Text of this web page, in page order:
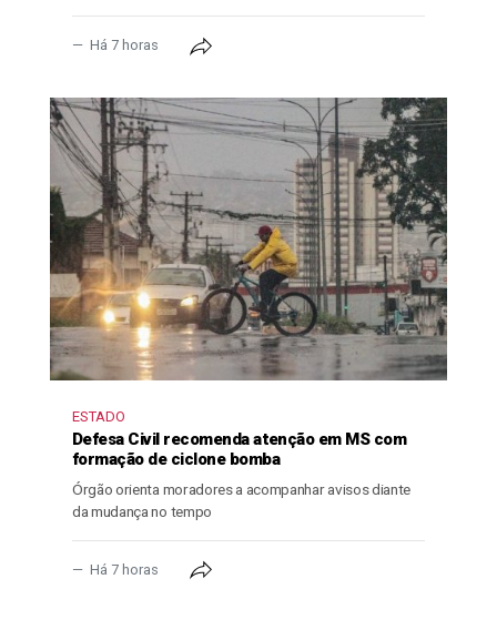
Há 7 horas
ESTADO
Defesa Civil recomenda atenção em MS com
formação de ciclone bomba
Órgão orienta moradores a acompanhar avisos diante
da mudança no tempo
Há 7 horas